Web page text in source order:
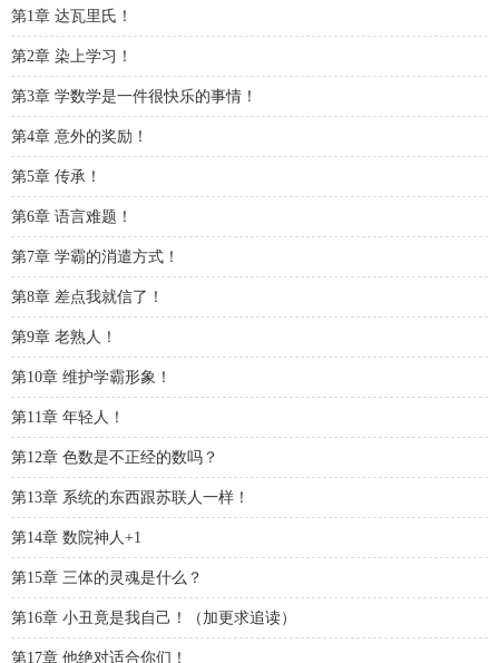
第1章 达瓦里氏！
第2章 染上学习！
第3章 学数学是一件很快乐的事情！
第4章 意外的奖励！
第5章 传承！
第6章 语言难题！
第7章 学霸的消遣方式！
第8章 差点我就信了！
第9章 老熟人！
第10章 维护学霸形象！
第11章 年轻人！
第12章 色数是不正经的数吗？
第13章 系统的东西跟苏联人一样！
第14章 数院神人+1
第15章 三体的灵魂是什么？
第16章 小丑竟是我自己！（加更求追读）
第17章 他绝对适合你们！